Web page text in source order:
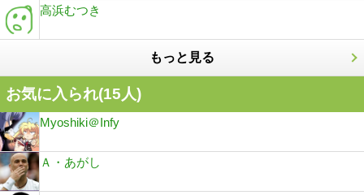
高浜むつき
もっと見る
お気に入られ(15人)
Myoshiki＠Infy
Ａ・あがし